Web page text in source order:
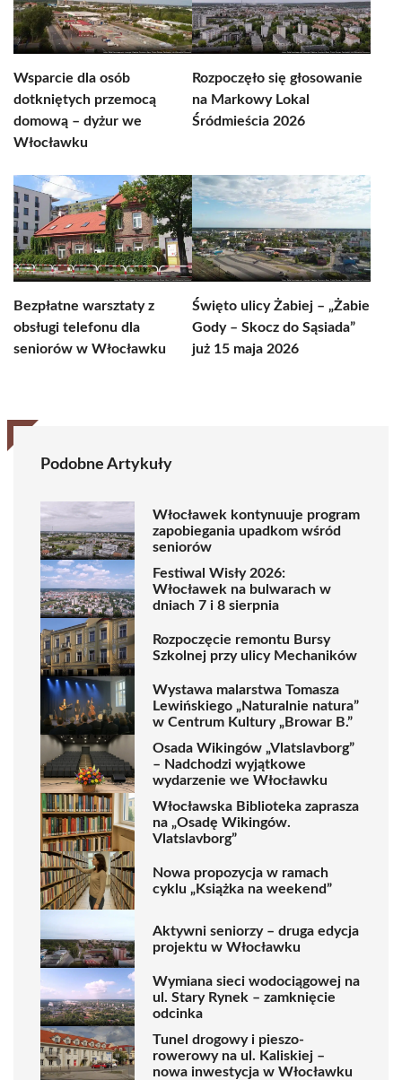
Wsparcie dla osób
dotkniętych przemocą
domową – dyżur we
Włocławku
Rozpoczęło się głosowanie
na Markowy Lokal
Śródmieścia 2026
Bezpłatne warsztaty z
obsługi telefonu dla
seniorów w Włocławku
Święto ulicy Żabiej – „Żabie
Gody – Skocz do Sąsiada”
już 15 maja 2026
Podobne Artykuły
Włocławek kontynuuje program
zapobiegania upadkom wśród
seniorów
Festiwal Wisły 2026:
Włocławek na bulwarach w
dniach 7 i 8 sierpnia
Rozpoczęcie remontu Bursy
Szkolnej przy ulicy Mechaników
Wystawa malarstwa Tomasza
Lewińskiego „Naturalnie natura”
w Centrum Kultury „Browar B.”
Osada Wikingów „Vlatslavborg”
– Nadchodzi wyjątkowe
wydarzenie we Włocławku
Włocławska Biblioteka zaprasza
na „Osadę Wikingów.
Vlatslavborg”
Nowa propozycja w ramach
cyklu „Książka na weekend”
Aktywni seniorzy – druga edycja
projektu w Włocławku
Wymiana sieci wodociągowej na
ul. Stary Rynek – zamknięcie
odcinka
Tunel drogowy i pieszo-
rowerowy na ul. Kaliskiej –
nowa inwestycja w Włocławku